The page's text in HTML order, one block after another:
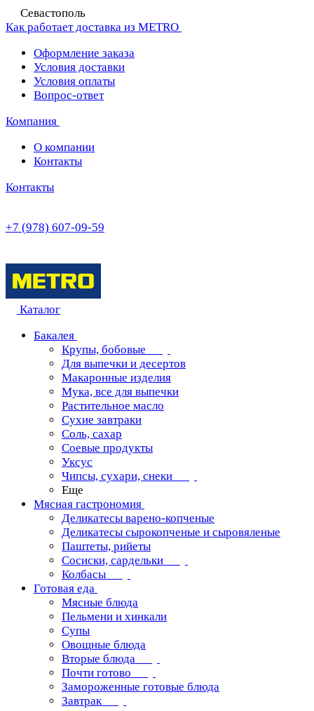
Севастополь
Как работает доставка из METRO
Оформление заказа
Условия доставки
Условия оплаты
Вопрос-ответ
Компания
О компании
Контакты
Контакты
+7 (978) 607-09-59
Каталог
Бакалея
Крупы, бобовые
Для выпечки и десертов
Макаронные изделия
Мука, все для выпечки
Растительное масло
Сухие завтраки
Соль, сахар
Соевые продукты
Уксус
Чипсы, сухари, снеки
Еще
Мясная гастрономия
Деликатесы варено-копченые
Деликатесы сырокопченые и сыровяленые
Паштеты, рийеты
Сосиски, сардельки
Колбасы
Готовая еда
Мясные блюда
Пельмени и хинкали
Супы
Овощные блюда
Вторые блюда
Почти готово
Замороженные готовые блюда
Завтрак